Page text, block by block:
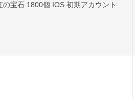
の宝石 1800個 IOS 初期アカウント